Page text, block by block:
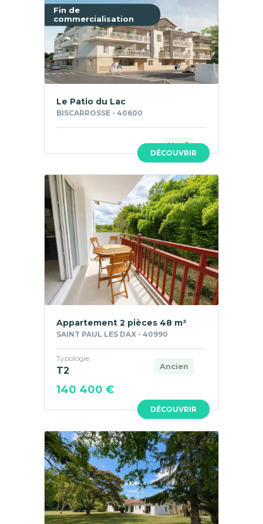
Fin de
commercialisation
DÉCOUVRIR
Le Patio du Lac
BISCARROSSE - 40600
Neuf
DÉCOUVRIR
Appartement 2 pièces 48 m²
SAINT PAUL LES DAX - 40990
Ancien
Typologie
T2
140 400 €